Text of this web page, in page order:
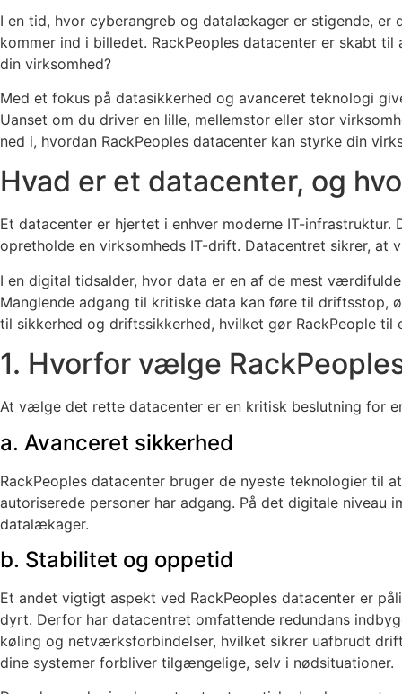
I en tid, hvor cyberangreb og datalækager er stigende, er
kommer ind i billedet. RackPeoples datacenter er skabt
din virksomhed?
Med et fokus på datasikkerhed og avanceret teknologi
Uanset om du driver en lille, mellemstor eller stor
ned i, hvordan RackPeoples datacenter kan styrke din
Hvad er et datacenter, og
Et datacenter er hjertet i enhver moderne IT-
opretholde en virksomheds IT-drift. Datacentret sikrer,
I en digital tidsalder, hvor data er en af de mest
Manglende adgang til kritiske data kan føre til driftsstop,
til sikkerhed og driftssikkerhed, hvilket gør RackPeople
1. Hvorfor vælge
At vælge det rette datacenter er en kritisk beslutning for
a. Avanceret sikkerhed
RackPeoples datacenter bruger de nyeste teknologier til
autoriserede personer har adgang. På det digitale
datalækager.
b. Stabilitet og oppetid
Et andet vigtigt aspekt ved RackPeoples datacenter er
dyrt. Derfor har datacentret omfattende redundans
køling og netværksforbindelser, hvilket sikrer uafbrudt
dine systemer forbliver tilgængelige, selv i nødsituationer.